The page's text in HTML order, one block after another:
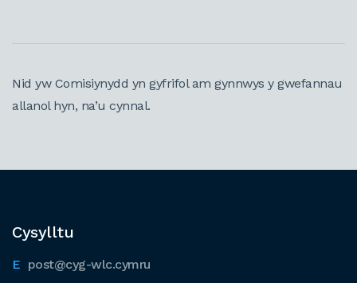
Nid yw Comisiynydd yn gyfrifol am gynnwys y gwefannau
allanol hyn, na’u cynnal.
Cysylltu
post@cyg-wlc.cymru